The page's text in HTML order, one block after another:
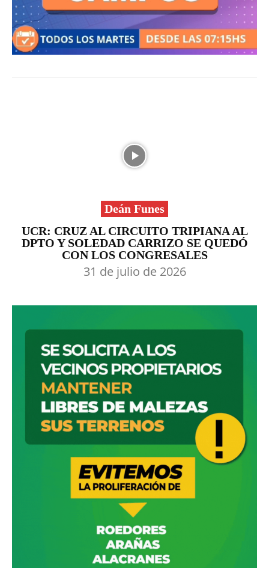
Deán Funes
UCR: CRUZ AL CIRCUITO TRIPIANA AL
DPTO Y SOLEDAD CARRIZO SE QUEDÓ
CON LOS CONGRESALES
31 de julio de 2026